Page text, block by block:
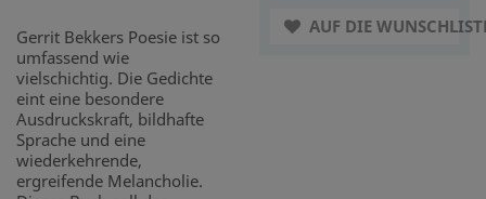
Gerrit Bekkers Poesie ist so
umfassend wie
vielschichtig. Die Gedichte
eint eine besondere
Ausdruckskraft, bildhafte
Sprache und eine
wiederkehrende,
ergreifende Melancholie.
AUF DIE